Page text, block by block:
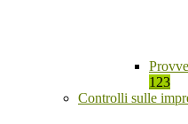
123
Controlli sulle